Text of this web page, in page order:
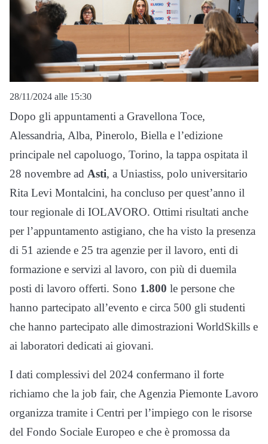
28/11/2024 alle 15:30
Dopo gli appuntamenti a Gravellona Toce,
Alessandria, Alba, Pinerolo, Biella e l’edizione
principale nel capoluogo, Torino, la tappa ospitata il
28 novembre ad Asti, a Uniastiss, polo universitario
Rita Levi Montalcini, ha concluso per quest’anno il
tour regionale di IOLAVORO. Ottimi risultati anche
per l’appuntamento astigiano, che ha visto la presenza
di 51 aziende e 25 tra agenzie per il lavoro, enti di
formazione e servizi al lavoro, con più di duemila
posti di lavoro offerti. Sono 1.800 le persone che
hanno partecipato all’evento e circa 500 gli studenti
che hanno partecipato alle dimostrazioni WorldSkills e
ai laboratori dedicati ai giovani.
I dati complessivi del 2024 confermano il forte
richiamo che la job fair, che Agenzia Piemonte Lavoro
organizza tramite i Centri per l’impiego con le risorse
del Fondo Sociale Europeo e che è promossa da